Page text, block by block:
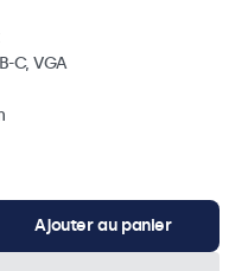
C, VGA
Ajouter au panier